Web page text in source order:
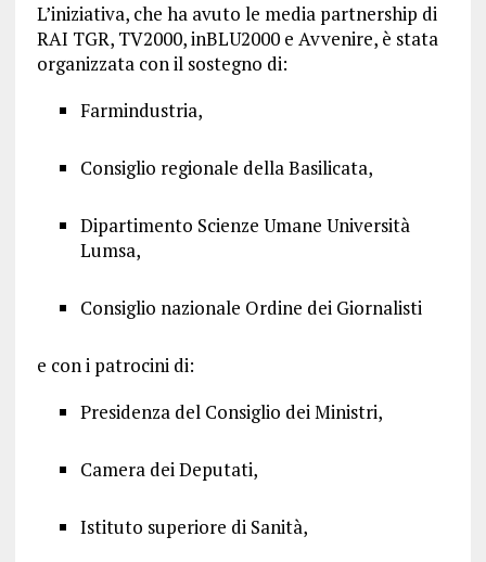
L’iniziativa, che ha avuto le media partnership di
RAI TGR, TV2000, inBLU2000 e Avvenire, è stata
organizzata con il sostegno di:
Farmindustria,
Consiglio regionale della Basilicata,
Dipartimento Scienze Umane Università
Lumsa,
Consiglio nazionale Ordine dei Giornalisti
e con i patrocini di:
Presidenza del Consiglio dei Ministri,
Camera dei Deputati,
Istituto superiore di Sanità,